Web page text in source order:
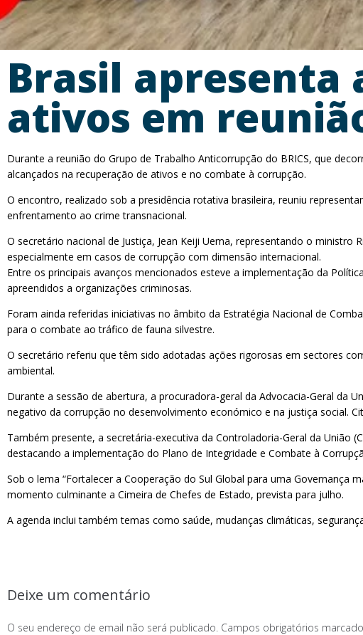
Brasil apresenta
ativos em
Durante a reunião do Grupo de Trabalho Anticorrupção do BRICS, que
alcançados na recuperação de ativos e no combate à corrupção.
O encontro, realizado sob a presidência rotativa brasileira, reuniu
enfrentamento ao crime transnacional.
O secretário nacional de Justiça, Jean Keiji Uema, representando o
especialmente em casos de corrupção com dimensão internacional.
Entre os principais avanços mencionados esteve a implementação da
apreendidos a organizações criminosas.
Foram ainda referidas iniciativas no âmbito da Estratégia Nacional de
para o combate ao tráfico de fauna silvestre.
O secretário referiu que têm sido adotadas ações rigorosas em sectores
ambiental.
Durante a sessão de abertura, a procuradora-geral da Advocacia-Geral da
negativo da corrupção no desenvolvimento económico e na justiça social.
Também presente, a secretária-executiva da Controladoria-Geral da União
destacando a implementação do Plano de Integridade e Combate à
Sob o lema “Fortalecer a Cooperação do Sul Global para uma Governança
momento culminante a Cimeira de Chefes de Estado, prevista para julho.
A agenda inclui também temas como saúde, mudanças climáticas,
Deixe um comentário
O seu endereço de email não será publicado. Campos obrigatórios